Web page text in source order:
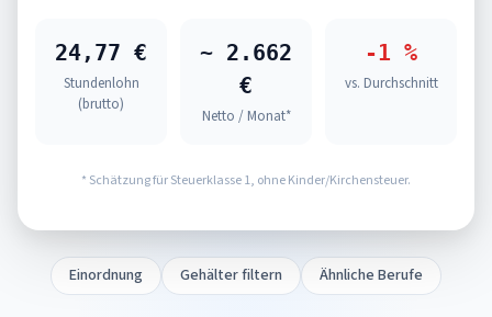
24,77 €
Stundenlohn
(brutto)
~ 2.662
€
Netto / Monat*
-1 %
vs. Durchschnitt
* Schätzung für Steuerklasse 1, ohne Kinder/Kirchensteuer.
Einordnung Gehälter filtern Ähnliche Berufe